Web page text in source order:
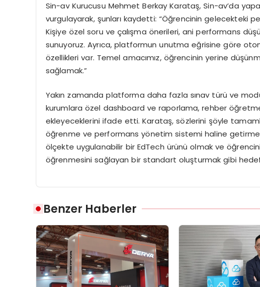
Sin-av Kurucusu Mehmet Berkay Karataş, Sin-av’da
vurgulayarak, şunları kaydetti: “Öğrencinin gelecekteki
Kişiye özel soru ve çalışma önerileri, ani performans
sunuyoruz. Ayrıca, platformun unutma eğrisine göre
özellikleri var. Temel amacımız, öğrencinin yerine
sağlamak.”
Yakın zamanda platforma daha fazla sınav türü ve
kurumlara özel dashboard ve raporlama, rehber
ekleyeceklerini ifade etti. Karataş, sözlerini şöyle
öğrenme ve performans yönetim sistemi haline
ölçekte uygulanabilir bir EdTech ürünü olmak ve
öğrenmesini sağlayan bir standart oluşturmak gibi
Benzer Haberler